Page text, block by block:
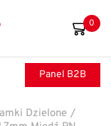
0
Panel B2B
Dzielone /